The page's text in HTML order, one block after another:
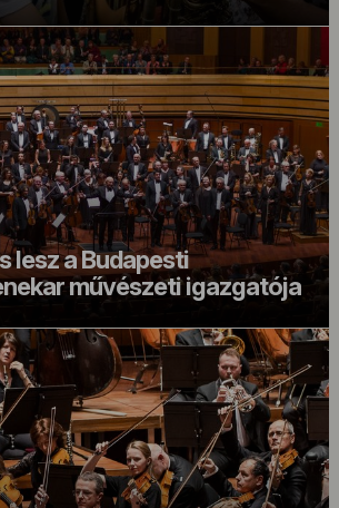
lesz a Budapesti
művészeti igazgatója